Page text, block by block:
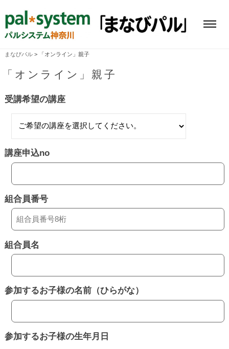
ン
ン
ツ
ス
メ
まなびパル> 「オンライン」親子
「オンライン」親子
「オ
ラ
イ
ン」
親
子
2021
年
by
sasaki
受講希望の講座
講座申込no
組合員番号
組合員名
参加するお子様の名前（ひらがな）
参加するお子様の生年月日